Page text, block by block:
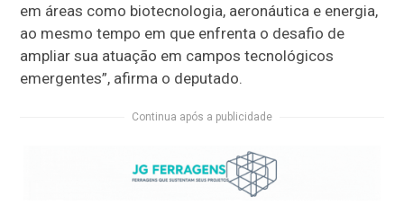
em áreas como biotecnologia, aeronáutica e energia,
ao mesmo tempo em que enfrenta o desafio de
ampliar sua atuação em campos tecnológicos
emergentes”, afirma o deputado.
Continua após a publicidade